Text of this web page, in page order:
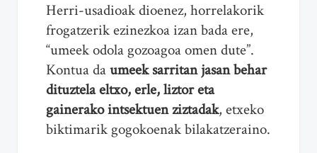
Herri-usadioak dioenez, horrelakorik
frogatzerik ezinezkoa izan bada ere,
“umeek odola gozoagoa omen dute”.
Kontua daumeek sarritan jasan behar
dituztela eltxo, erle, liztor eta
gainerako intsektuen ziztadak, etxeko
biktimarik gogokoenak bilakatzeraino.